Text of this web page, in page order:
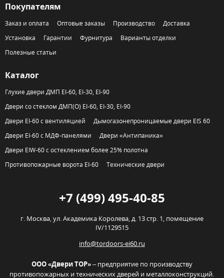
Покупателям
Заказ и оплата Оптовые заказы Производство
Доставка
Установка
Гарантии Фурнитура
Варианты отделки
Полезные статьи
Каталог
Глухие двери ДМП EI-60, EI-30, EI-90
Двери со стеклом ДМП(О) EI-60, EI-30, EI-90
Двери EI-60 с вентиляцией
Дымогазонепроницаемые двери EIS 60
Двери EI-60 с МДФ-панелями
Двери «Антипаника»
Двери EIW-60 с остеклением более 25% полотна
Противопожарные ворота EI-60
Технические двери
+7 (499) 495-40-85
г. Москва,ул. Академика Королева, д. 13 стр. 1, помещение
IV/1129515
info@tordoors-ei60.ru
ООО «Двери ТОР»– предприятие по производству
противопожарных и технических дверей и металлоконструкций.